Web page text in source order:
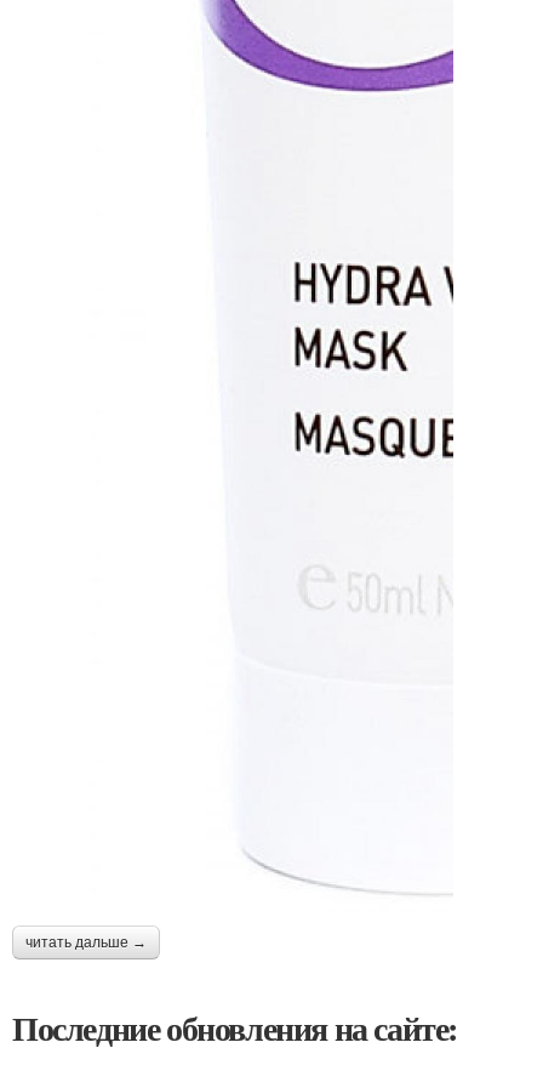
читать дальше →
Последние обновления на сайте: